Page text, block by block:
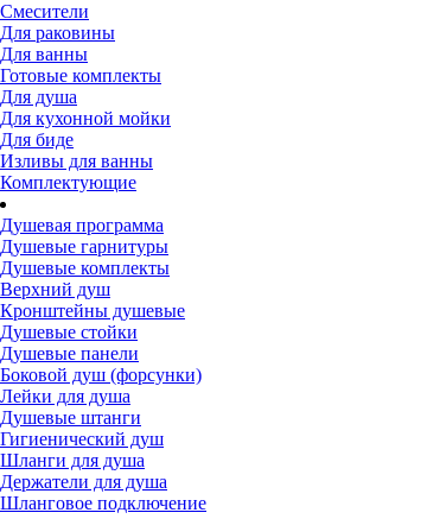
Смесители
Для раковины
Для ванны
Готовые комплекты
Для душа
Для кухонной мойки
Для биде
Изливы для ванны
Комплектующие
Душевая программа
Душевые гарнитуры
Душевые комплекты
Верхний душ
Кронштейны душевые
Душевые стойки
Душевые панели
Боковой душ (форсунки)
Лейки для душа
Душевые штанги
Гигиенический душ
Шланги для душа
Держатели для душа
Шланговое подключение